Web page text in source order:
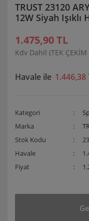
TRUST 23120
12W Siyah Işıklı
1.475,90 TL
Kdv Dahil (TEK ÇEKİM
Havale ile 1.446,38
Kategori
Marka
Stok Kodu
Havale
Fiyat